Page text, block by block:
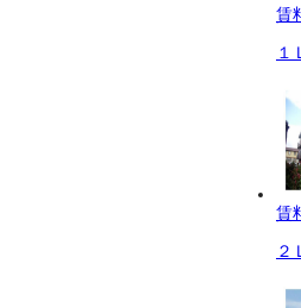
賃
１
賃
２